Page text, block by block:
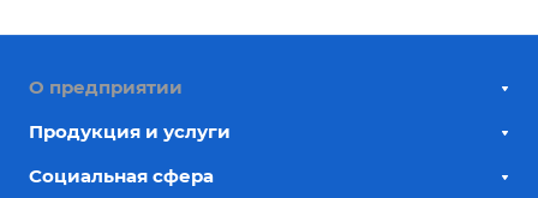
О предприятии
Продукция и услуги
Социальная сфера